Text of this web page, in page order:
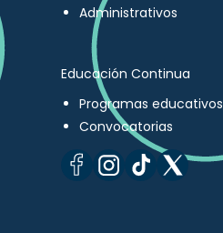
Administrativos
Educación Continua
Programas educativos
Convocatorias